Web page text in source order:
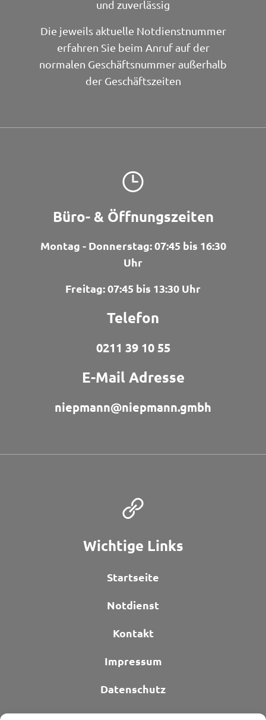
und zuverlässig
Die jeweils aktuelle Notdienstnummer
erfahren Sie beim Anruf auf der
normalen Geschäftsnummer außerhalb
der Geschäftszeiten
Büro- & Öffnungszeiten
Montag - Donnerstag: 07:45 bis 16:30
Uhr
Freitag: 07:45 bis 13:30 Uhr
Telefon
0211 39 10 55
E-Mail Adresse
niepmann@niepmann.gmbh
Wichtige Links
Startseite
Notdienst
Kontakt
Impressum
Datenschutz